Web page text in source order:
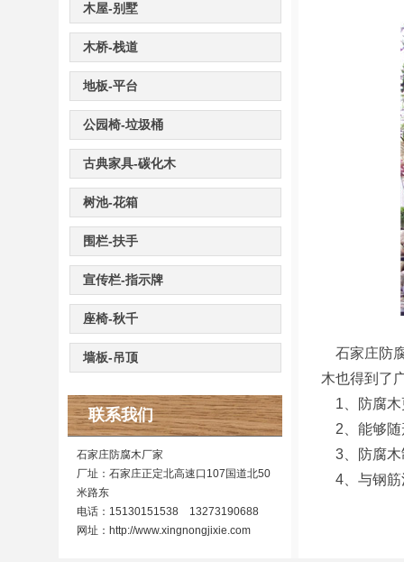
木屋-别墅
木桥-栈道
地板-平台
公园椅-垃圾桶
古典家具-碳化木
树池-花箱
围栏-扶手
宣传栏-指示牌
座椅-秋千
墙板-吊顶
联系我们
石家庄防腐木厂家
厂址：石家庄正定北高速口107国道北50
米路东
电话：15130151538 13273190688
网址： http://www.xingnongjixie.com
石家庄防
木也得到了
1、防腐木
2、能够随
3、防腐木
4、与钢筋